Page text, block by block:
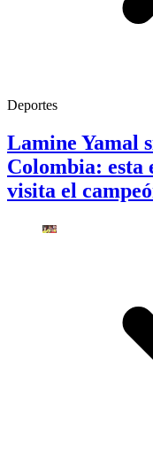
Deportes
Lamine Yamal
Colombia: esta
visita el